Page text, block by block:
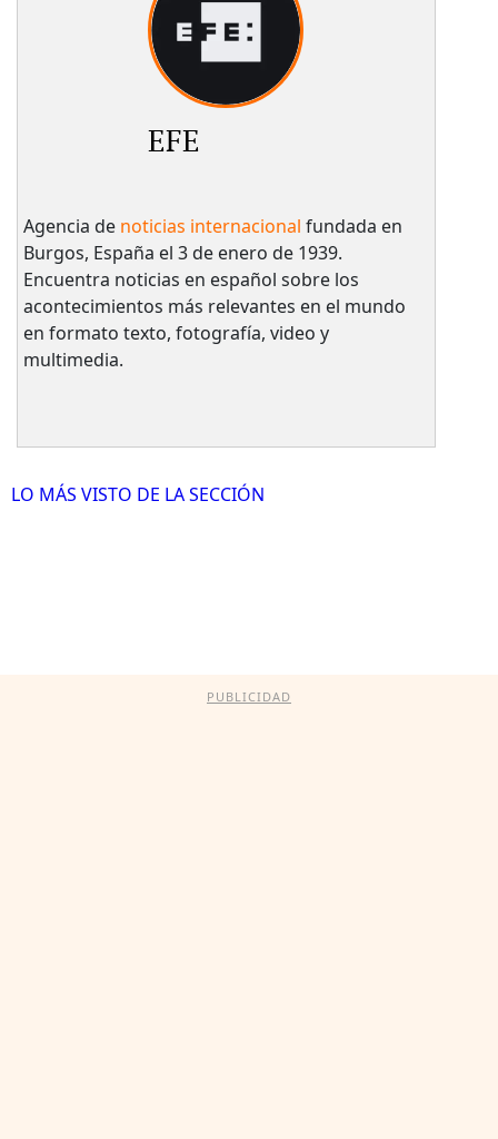
EFE
Agencia de noticias internacional fundada en
Burgos, España el 3 de enero de 1939.
Encuentra noticias en español sobre los
acontecimientos más relevantes en el mundo
en formato texto, fotografía, video y
multimedia.
LO MÁS VISTO DE LA SECCIÓN
PUBLICIDAD